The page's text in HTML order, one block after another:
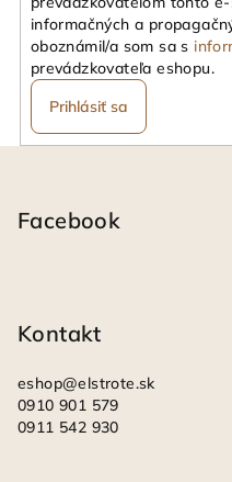
informačných a
oboznámil/a som sa s
prevádzkovateľa eshopu.
Prihlásiť sa
Facebook
Kontakt
eshop@elstrote.sk
0910 901 579
0911 542 930